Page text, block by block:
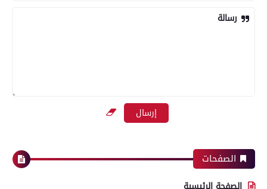
رسالة
الصفحات